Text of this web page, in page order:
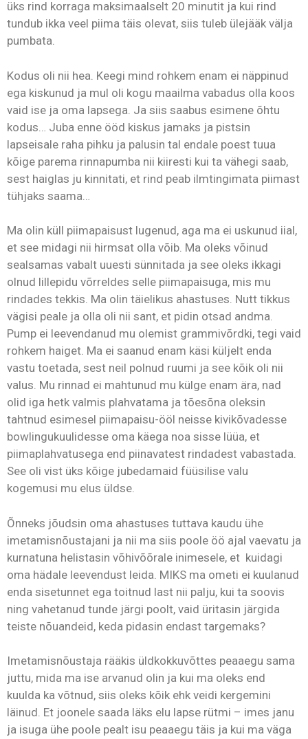
üks rind korraga maksimaalselt 20 minutit ja kui rind
tundub ikka veel piima täis olevat, siis tuleb ülejääk välja
pumbata.
Kodus oli nii hea. Keegi mind rohkem enam ei näppinud
ega kiskunud ja mul oli kogu maailma vabadus olla koos
vaid ise ja oma lapsega. Ja siis saabus esimene õhtu
kodus… Juba enne ööd kiskus jamaks ja pistsin
lapseisale raha pihku ja palusin tal endale poest tuua
kõige parema rinnapumba nii kiiresti kui ta vähegi saab,
sest haiglas ju kinnitati, et rind peab ilmtingimata piimast
tühjaks saama…
Ma olin küll piimapaisust lugenud, aga ma ei uskunud iial,
et see midagi nii hirmsat olla võib. Ma oleks võinud
sealsamas vabalt uuesti sünnitada ja see oleks ikkagi
olnud lillepidu võrreldes selle piimapaisuga, mis mu
rindades tekkis. Ma olin täielikus ahastuses. Nutt tikkus
vägisi peale ja olla oli nii sant, et pidin otsad andma.
Pump ei leevendanud mu olemist grammivõrdki, tegi vaid
rohkem haiget. Ma ei saanud enam käsi küljelt enda
vastu toetada, sest neil polnud ruumi ja see kõik oli nii
valus. Mu rinnad ei mahtunud mu külge enam ära, nad
olid iga hetk valmis plahvatama ja tõesõna oleksin
tahtnud esimesel piimapaisu-ööl neisse kivikõvadesse
bowlingukuulidesse oma käega noa sisse lüüa, et
piimaplahvatusega end piinavatest rindadest vabastada.
See oli vist üks kõige jubedamaid füüsilise valu
kogemusi mu elus üldse.
Õnneks jõudsin oma ahastuses tuttava kaudu ühe
imetamisnõustajani ja nii ma siis poole öö ajal vaevatu ja
kurnatuna helistasin võhivõõrale inimesele, et kuidagi
oma hädale leevendust leida. MIKS ma ometi ei kuulanud
enda sisetunnet ega toitnud last nii palju, kui ta soovis
ning vahetanud tunde järgi poolt, vaid üritasin järgida
teiste nõuandeid, keda pidasin endast targemaks?
Imetamisnõustaja rääkis üldkokkuvõttes peaaegu sama
juttu, mida ma ise arvanud olin ja kui ma oleks end
kuulda ka võtnud, siis oleks kõik ehk veidi kergemini
läinud. Et joonele saada läks elu lapse rütmi – imes janu
ja isuga ühe poole pealt isu peaaegu täis ja kui ma väga